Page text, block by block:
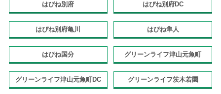
はぴね別府 はぴね別府DC
はぴね別府亀川 はぴね隼人
はぴね国分 グリーンライフ津山元魚町
グリーンライフ津山元魚町DC グリーンライフ茨木若園